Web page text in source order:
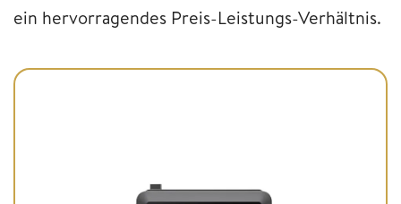
ein hervorragendes Preis-Leistungs-Verhältnis.